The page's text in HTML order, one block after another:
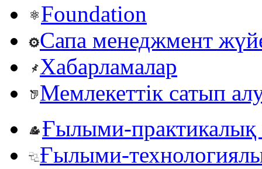
Foundation
Сапа менеджмент
Хабарламалар
Мемлекеттік сатып
Ғылыми-практикалық
Ғылыми-